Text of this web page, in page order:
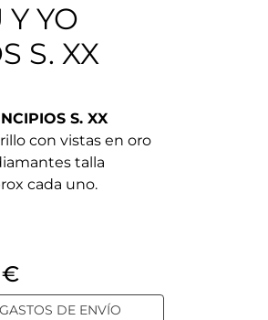
YO
S. XX
DE ENVÍO
S. XX
con vistas en oro
talla
cada uno.